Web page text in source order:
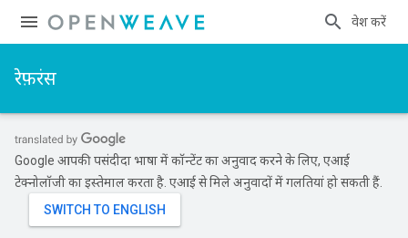
प्रवेश करें
रेफ़रंस
Google आपकी पसंदीदा भाषा में कॉन्टेंट का अनुवाद करने के लिए, एआई
टेक्नोलॉजी का इस्तेमाल करता है. एआई से मिले अनुवादों में गलतियां हो सकती हैं.